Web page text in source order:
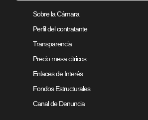
Sobre la Cámara
Perfil del contratante
Transparencia
Precio mesa citricos
Enlaces de Interés
Fondos Estructurales
Canal de Denuncia